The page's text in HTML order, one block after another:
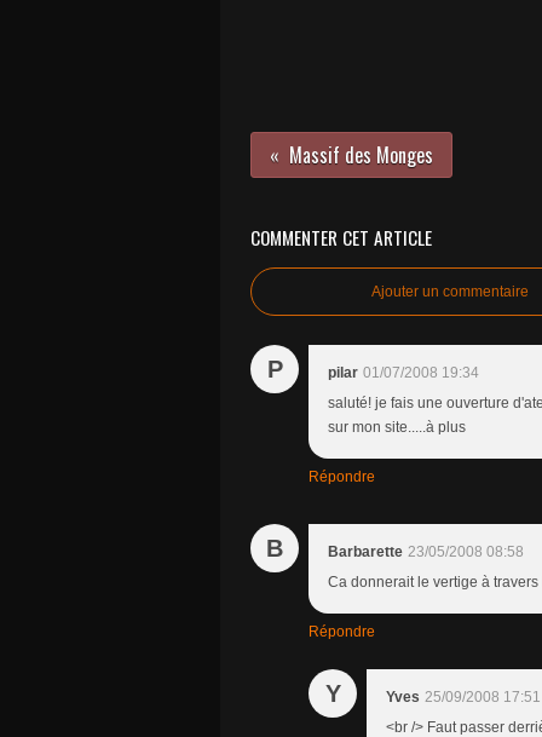
Massif des Monges
COMMENTER CET ARTICLE
Ajouter un commentaire
P pilar 01/07/2008 19:34
saluté! je fais une ouverture
sur mon site.....à plus
Répondre
B Barbarette 23/05/2008 08:58
Ca donnerait le vertige à travers
Répondre
Y Yves 25/09/2008 17:51
<br /> Faut passer